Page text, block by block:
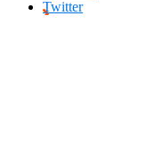
Twitter